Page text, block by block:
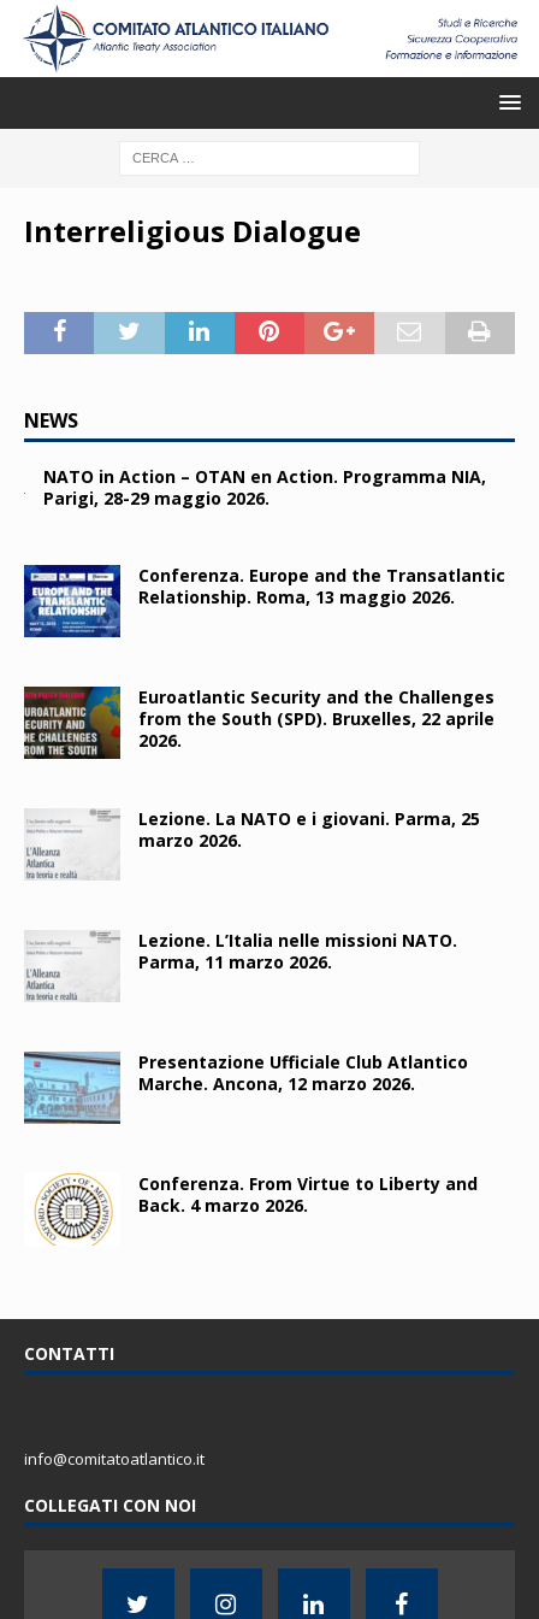
Interreligious Dialogue
NEWS
NATO in Action – OTAN en Action. Programma NIA,
Parigi, 28-29 maggio 2026.
Conferenza. Europe and the Transatlantic
Relationship. Roma, 13 maggio 2026.
Euroatlantic Security and the Challenges
from the South (SPD). Bruxelles, 22 aprile
2026.
Lezione. La NATO e i giovani. Parma, 25
marzo 2026.
Lezione. L’Italia nelle missioni NATO.
Parma, 11 marzo 2026.
Presentazione Ufficiale Club Atlantico
Marche. Ancona, 12 marzo 2026.
Conferenza. From Virtue to Liberty and
Back. 4 marzo 2026.
CONTATTI
info@comitatoatlantico.it
COLLEGATI CON NOI